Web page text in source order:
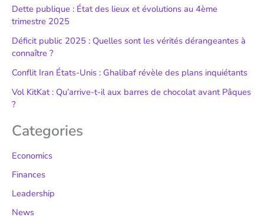
Dette publique : État des lieux et évolutions au 4ème
trimestre 2025
Déficit public 2025 : Quelles sont les vérités dérangeantes à
connaître ?
Conflit Iran États-Unis : Ghalibaf révèle des plans inquiétants
Vol KitKat : Qu’arrive-t-il aux barres de chocolat avant Pâques
?
Categories
Economics
Finances
Leadership
News